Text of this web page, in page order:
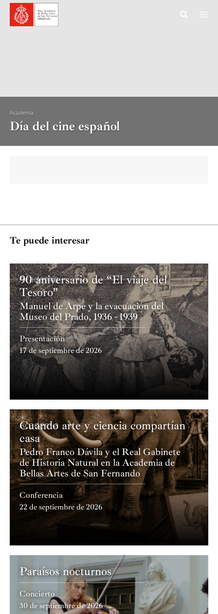
Academia
Día del cine español
Te puede interesar
Academia
90 aniversario de “El viaje del
Tesoro”
Manuel de Arpe y la evacuación del
Museo del Prado, 1936 - 1939
Presentación
17 de septiembre de 2026
Academia
Cuando arte y ciencia compartían
casa
Pedro Franco Dávila y el Real Gabinete
de Historia Natural en la Academia de
Bellas Artes de San Fernando
Conferencia
22 de septiembre de 2026
Academia
Paraísos nocturnos
Concierto
30 de septiembre de 2026